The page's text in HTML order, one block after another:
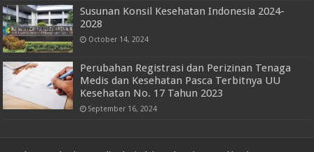
Susunan Konsil Kesehatan Indonesia 2024-
2028
October 14, 2024
Perubahan Registrasi dan Perizinan Tenaga
Medis dan Kesehatan Pasca Terbitnya UU
Kesehatan No. 17 Tahun 2023
September 16, 2024